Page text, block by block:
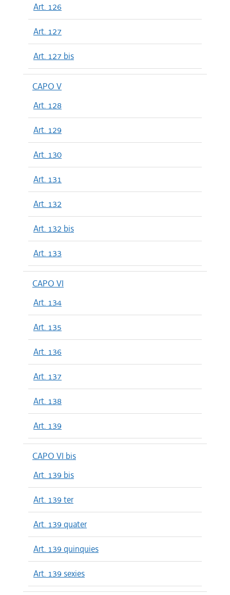
Art. 126
Art. 127
Art. 127 bis
CAPO V
Art. 128
Art. 129
Art. 130
Art. 131
Art. 132
Art. 132 bis
Art. 133
CAPO VI
Art. 134
Art. 135
Art. 136
Art. 137
Art. 138
Art. 139
CAPO VI bis
Art. 139 bis
Art. 139 ter
Art. 139 quater
Art. 139 quinquies
Art. 139 sexies